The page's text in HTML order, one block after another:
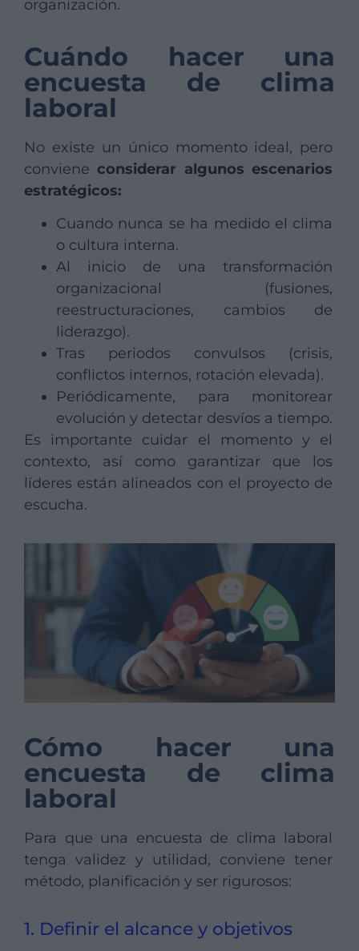
organización.
Cuándo hacer una
encuesta de clima
laboral
No existe un único momento ideal, pero
conviene considerar algunos escenarios
estratégicos:
Cuando nunca se ha medido el clima
o cultura interna.
Al inicio de una transformación
organizacional (fusiones,
reestructuraciones, cambios de
liderazgo).
Tras periodos convulsos (crisis,
conflictos internos, rotación elevada).
Periódicamente, para monitorear
evolución y detectar desvíos a tiempo.
Es importante cuidar el momento y el
contexto, así como garantizar que los
líderes están alineados con el proyecto de
escucha.
Cómo hacer una
encuesta de clima
laboral
Para que una encuesta de clima laboral
tenga validez y utilidad, conviene tener
método, planificación y ser rigurosos:
1. Definir el alcance y objetivos